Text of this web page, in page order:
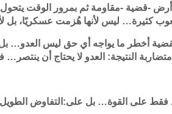
-قضية -مقاومة ثم بمرور الوقت
ليس لأنها هُزمت عسكريًا، بل
أخطر ما يواجه أي حق ليس العدو… بل
النتيجة: العدو لا يحتاج أن ينتصر…
فقط على القوة… بل على:التفاوض